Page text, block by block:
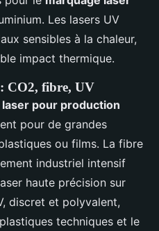
Les lasers UV
sensibles à la chaleur,
impact thermique.
CO2, fibre, UV
pour production
pour de grandes
ou films. La fibre
industriel intensif
haute précision sur
discret et polyvalent,
techniques et le